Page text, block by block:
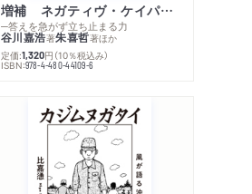
増補 ネガティヴ・ケイパビリティで生きる
─答えを急がず立ち止まる力
谷川嘉浩著朱喜哲著ほか
定価:1,320円 （10％税込み）
ISBN:978-4-480-44109-6